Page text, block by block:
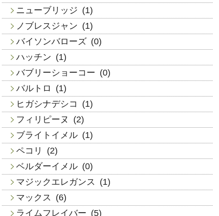
ニューブリッジ (1)
ノブレスジャン (1)
バイソンバローズ (0)
ハッチン (1)
バブリーショーコー (0)
バルトロ
(1)
ヒガシナデシコ
(1)
フィリピーヌ
(2)
ブライトイメル (1)
ペコリ
(2)
ベルダーイメル (0)
マジックエレガンス
(1)
マックス
(6)
ライムフレイバー (5)